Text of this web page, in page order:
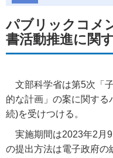
パブリックコメ
書活動推進に関
文部科学省は第5次「
的な計画」の案に関す
続)を受けつける。
実施期間は2023年2月
の提出方法は電子政府